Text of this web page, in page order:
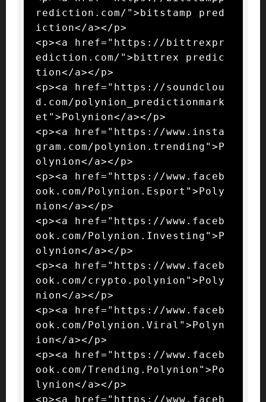
rediction.com/">bitstamp pred
iction</a></p>
<p><a href="https://bittrexpr
ediction.com/">bittrex predic
tion</a></p>
<p><a href="https://soundclou
d.com/polynion_predictionmark
et">Polynion</a></p>
<p><a href="https://www.insta
gram.com/polynion.trending">P
olynion</a></p>
<p><a href="https://www.faceb
ook.com/Polynion.Esport">Poly
nion</a></p>
<p><a href="https://www.faceb
ook.com/Polynion.Investing">P
olynion</a></p>
<p><a href="https://www.faceb
ook.com/crypto.polynion">Poly
nion</a></p>
<p><a href="https://www.faceb
ook.com/Polynion.Viral">Polyn
ion</a></p>
<p><a href="https://www.faceb
ook.com/Trending.Polynion">Po
lynion</a></p>
<p><a href="https://www.faceb